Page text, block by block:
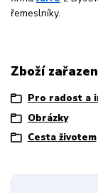
řemeslníky.
Zboží
Pro radost a
Obrázky
Cesta životem